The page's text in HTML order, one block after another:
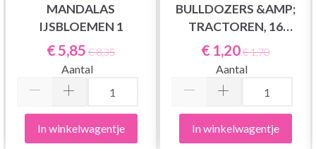
MANDALAS
IJSBLOEMEN 1
€ 5,85 € 8,35
Aantal
In winkelwagentje
BULLDOZERS &AMP;
TRACTOREN, 16
PAGINA&#39;S
€ 1,20€ 1,70
Aantal
In winkelwagentje